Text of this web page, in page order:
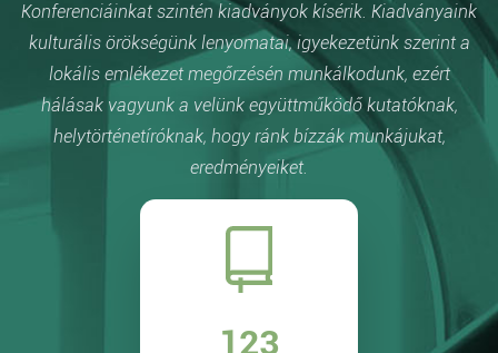
Konferenciáinkat szintén kiadványok kísérik. Kiadványaink
kulturális örökségünk lenyomatai, igyekezetünk szerint a
lokális emlékezet megőrzésén munkálkodunk, ezért
hálásak vagyunk a velünk együttműködő kutatóknak,
helytörténetíróknak, hogy ránk bízzák munkájukat,
eredményeiket.
123